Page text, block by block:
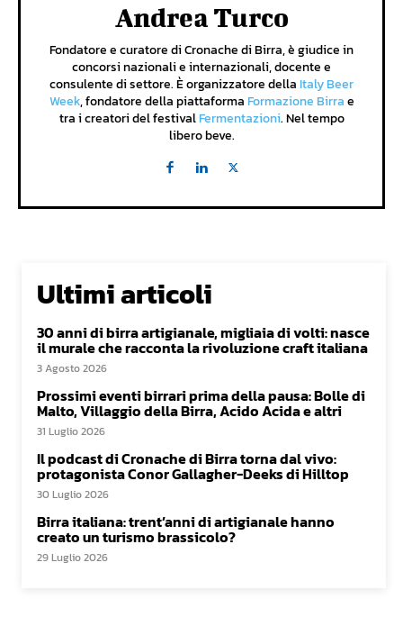
Andrea Turco
Fondatore e curatore di Cronache di Birra, è giudice in
concorsi nazionali e internazionali, docente e
consulente di settore. È organizzatore della Italy Beer
Week, fondatore della piattaforma Formazione Birrae
tra i creatori del festivalFermentazioni. Nel tempo
libero beve.
Ultimi articoli
30 anni di birra artigianale, migliaia di volti: nasce
il murale che racconta la rivoluzione craft italiana
3 Agosto 2026
Prossimi eventi birrari prima della pausa: Bolle di
Malto, Villaggio della Birra, Acido Acida e altri
31 Luglio 2026
Il podcast di Cronache di Birra torna dal vivo:
protagonista Conor Gallagher-Deeks di Hilltop
30 Luglio 2026
Birra italiana: trent’anni di artigianale hanno
creato un turismo brassicolo?
29 Luglio 2026